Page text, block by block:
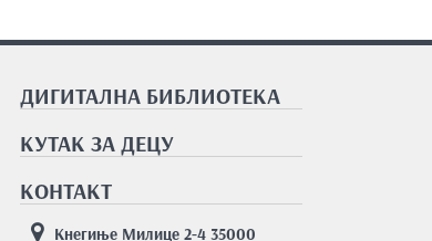
ДИГИТАЛНА БИБЛИОТЕКА
КУТАК ЗА ДЕЦУ
КОНТАКТ
Кнегиње Милице 2-4 35000